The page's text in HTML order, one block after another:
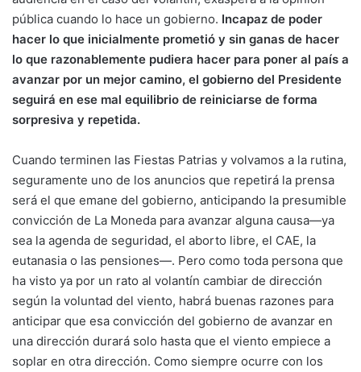
pública cuando lo hace un gobierno. Incapaz de poder
hacer lo que inicialmente prometió y sin ganas de hacer
lo que razonablemente pudiera hacer para poner al país a
avanzar por un mejor camino, el gobierno del Presidente
seguirá en ese mal equilibrio de reiniciarse de forma
sorpresiva y repetida.
Cuando terminen las Fiestas Patrias y volvamos a la rutina,
seguramente uno de los anuncios que repetirá la prensa
será el que emane del gobierno, anticipando la presumible
convicción de La Moneda para avanzar alguna causa—ya
sea la agenda de seguridad, el aborto libre, el CAE, la
eutanasia o las pensiones—. Pero como toda persona que
ha visto ya por un rato al volantín cambiar de dirección
según la voluntad del viento, habrá buenas razones para
anticipar que esa convicción del gobierno de avanzar en
una dirección durará solo hasta que el viento empiece a
soplar en otra dirección. Como siempre ocurre con los